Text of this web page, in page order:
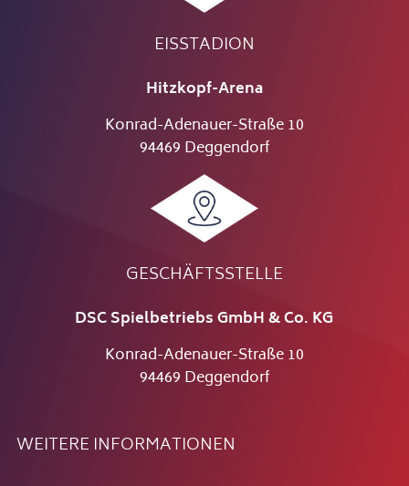
EISSTADION
Hitzkopf-Arena
Konrad-Adenauer-Straße 10
94469 Deggendorf
GESCHÄFTSSTELLE
DSC Spielbetriebs GmbH & Co. KG
Konrad-Adenauer-Straße 10
94469 Deggendorf
WEITERE INFORMATIONEN